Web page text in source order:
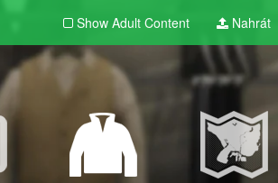
Show Adult Content Nahrát